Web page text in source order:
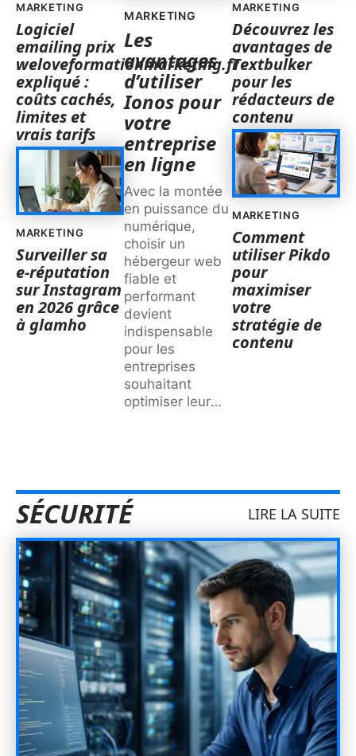
MARKETING
Logiciel
emailing prix
weloveformationmarketing.fr
expliqué :
coûts cachés,
limites et
vrais tarifs
MARKETING
Surveiller sa
e-réputation
sur Instagram
en 2026 grâce
à glamho
MARKETING
Les
avantages
d’utiliser
Ionos pour
votre
entreprise
en ligne
Avec la montée
en puissance du
numérique,
choisir un
hébergeur web
fiable et
performant
devient
indispensable
pour les
entreprises
souhaitant
optimiser leur…
MARKETING
Découvrez les
avantages de
Textbulker
pour les
rédacteurs de
contenu
MARKETING
Comment
utiliser Pikdo
pour
maximiser
votre
stratégie de
contenu
SÉCURITÉ LIRE LA SUITE